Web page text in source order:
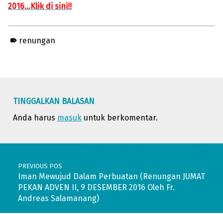
2016…Klik di sini!!
renungan
TINGGALKAN BALASAN
Anda harus masukuntuk berkomentar.
Post navigation
PREVIOUS POS
Iman Mewujud Dalam Perbuatan (Renungan JUMAT
PEKAN ADVEN II, 9 DESEMBER 2016 Oleh Fr.
Andreas Salamanang)